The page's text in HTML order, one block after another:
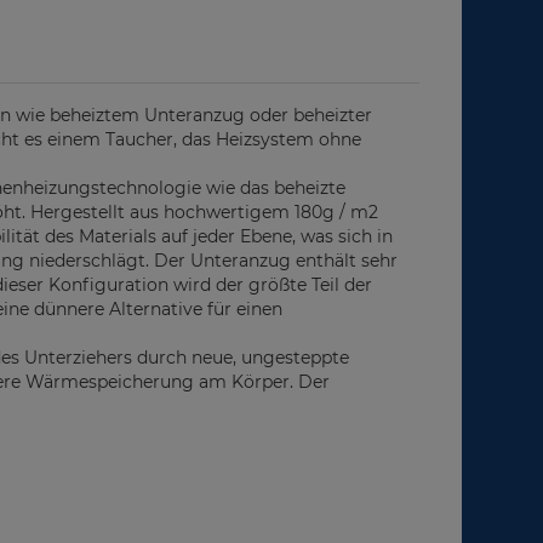
wie beheiztem Unteranzug oder beheizter
es einem Taucher, das Heizsystem ohne
wie das beheizte
Hergestellt aus hochwertigem 180g / m2
des Materials auf jeder Ebene, was sich in
niederschlägt. Der Unteranzug enthält sehr
Konfiguration wird der größte Teil der
dünnere Alternative für einen
Unterziehers durch neue, ungesteppte
Wärmespeicherung am Körper. Der